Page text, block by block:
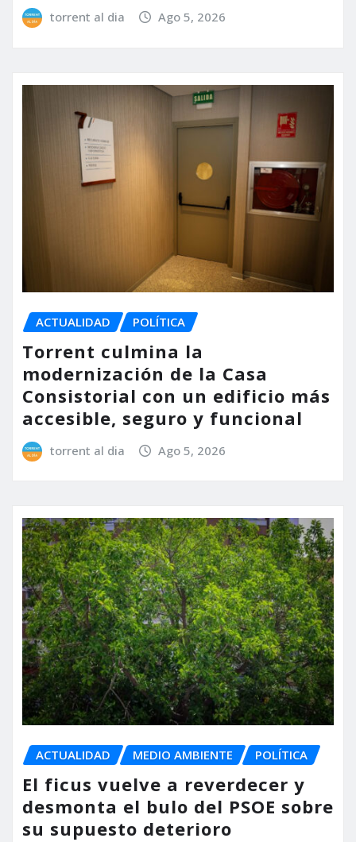
torrent al dia Ago 5, 2026
ACTUALIDAD POLÍTICA
Torrent culmina la
modernización de la Casa
Consistorial con un edificio más
accesible, seguro y funcional
torrent al dia Ago 5, 2026
ACTUALIDAD MEDIO AMBIENTE POLÍTICA
El ficus vuelve a reverdecer y
desmonta el bulo del PSOE sobre
su supuesto deterioro